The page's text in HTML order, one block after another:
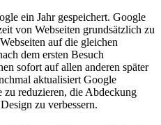
ein Jahr gespeichert. Google
von Webseiten grundsätzlich zu
auf die gleichen
dem ersten Besuch
sofort auf allen anderen später
aktualisiert Google
zu reduzieren, die Abdeckung
zu verbessern.